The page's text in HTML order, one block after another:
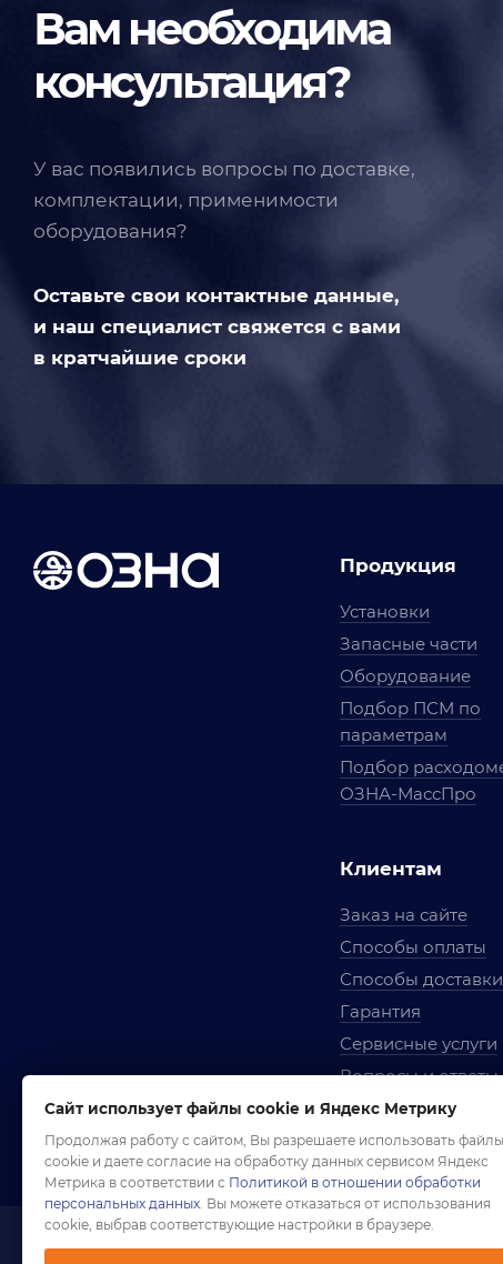
Вам необходима
консультация?
У вас появились вопросы по доставке,
комплектации, применимости
оборудования?
Оставьте свои контактные данные,
и наш специалист свяжется с вами
в кратчайшие сроки
Продукция
Установки
Запасные части
Оборудование
Подбор ПСМ по
параметрам
Подбор
ОЗНА-МассПро
Клиентам
Заказ на сайте
Способы оплаты
Способы доставки
Гарантия
Сервисные услуги
Вопросы и ответы
Условия
Правила
Сайт использует файлы cookie и Яндекс Метрику
Продолжая работу с сайтом, Вы разрешаете использовать файлы
cookie и даете согласие на обработку данных сервисом Яндекс
Метрика в соответствии с Политикой в отношении обработки
персональных данных. Вы можете отказаться от использования
cookie, выбрав соответствующие настройки в браузере.